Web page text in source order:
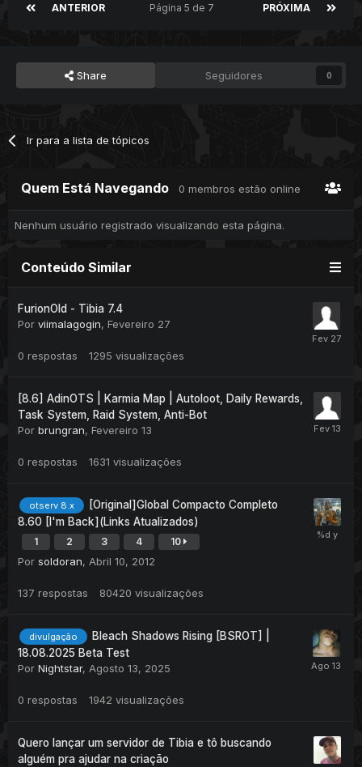
ANTERIOR PRÓXIMA
Página 5 de 7
Share Seguidores 0
Ir para a lista de tópicos
Quem Está Navegando 0 membros estão online
Nenhum usuário registrado visualizando esta página.
Conteúdo Similar
FurionOld - Tibia 7.4
Por viimalagogin, Fevereiro 27
0 respostas 1295 visualizações
[8.6] AdinOTS | Karmia Map | Autoloot, Daily Rewards,
Task System, Raid System, Anti-Bot
Por brungran, Fevereiro 13
0 respostas 1631 visualizações
otserv 8.x
[Original]Global Compacto Completo
8.60 [I'm Back](Links Atualizados)
1 2 3 4 10
Por soldoran, Abril 10, 2012
137 respostas 80420 visualizações
divulgação
Bleach Shadows Rising [BSROT] |
18.08.2025 Beta Test
Por Nightstar, Agosto 13, 2025
0 respostas 1942 visualizações
Quero lançar um servidor de Tibia e tô buscando
alguém pra ajudar na criação